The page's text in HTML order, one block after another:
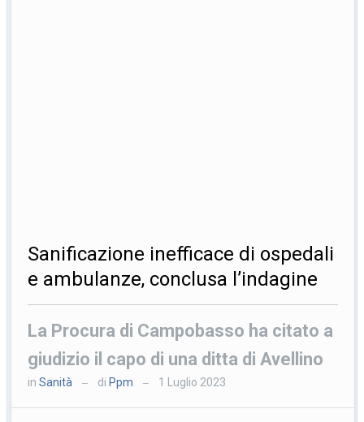
Sanificazione inefficace di ospedali
e ambulanze, conclusa l’indagine
La Procura di Campobasso ha citato a
giudizio il capo di una ditta di Avellino
inSanità — di Ppm — 1 Luglio 2023